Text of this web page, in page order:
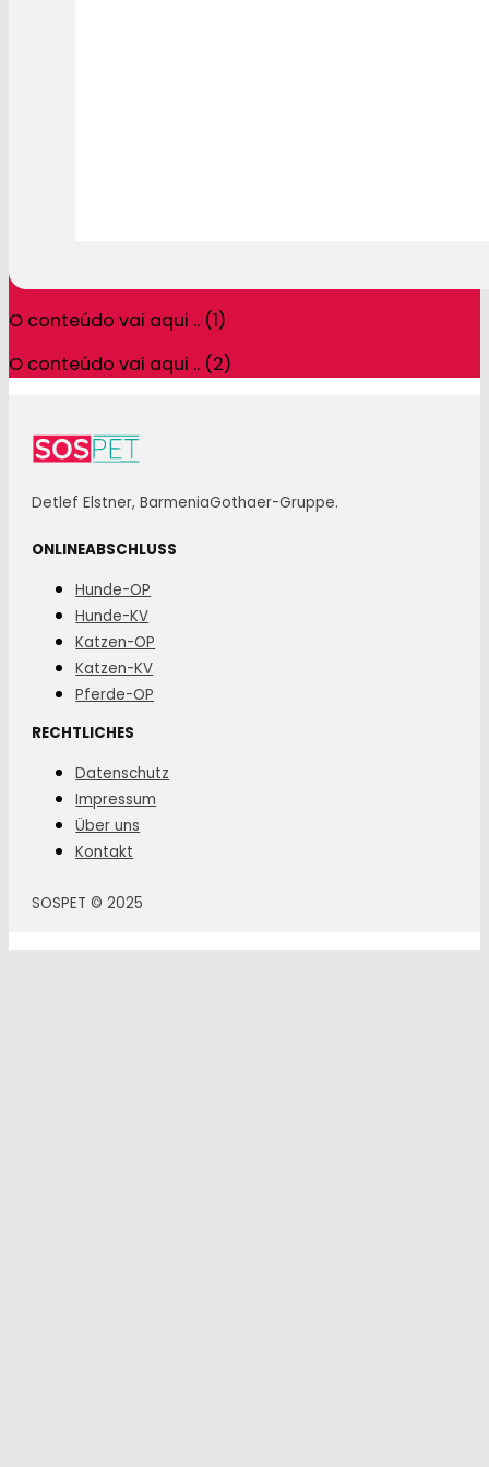
O conteúdo vai aqui .. (1)
O conteúdo vai aqui .. (2)
Detlef Elstner, BarmeniaGothaer-Gruppe.
ONLINEABSCHLUSS
Hunde-OP
Hunde-KV
Katzen-OP
Katzen-KV
Pferde-OP
RECHTLICHES
Datenschutz
Impressum
Über uns
Kontakt
SOSPET © 2025